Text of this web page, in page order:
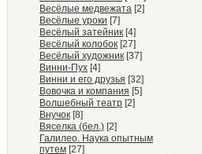
Весёлые медвежата [2]
Весёлые уроки [7]
Весёлый затейник [4]
Весёлый колобок [27]
Весёлый художник [37]
Винни-Пух [4]
Винни и его друзья [32]
Вовочка и компания [5]
Волшебный театр [2]
Внучок [8]
Вяселка (бел.) [2]
Галилео. Наука опытным
путем [27]